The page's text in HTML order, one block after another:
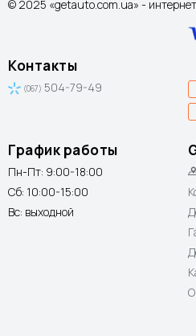
© 2025 «getauto.com.ua» - интернет
Контакты
(067) 504-79-49
График работы
Пн-Пт: 9:00-18:00
Сб: 10:00-15:00
Вс: выходной